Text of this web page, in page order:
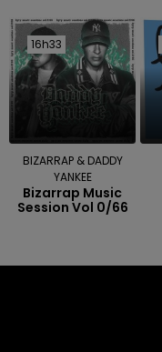
16h33
16h33
BIZARRAP & DADDY
YANKEE
Bizarrap Music
Session Vol 0/66